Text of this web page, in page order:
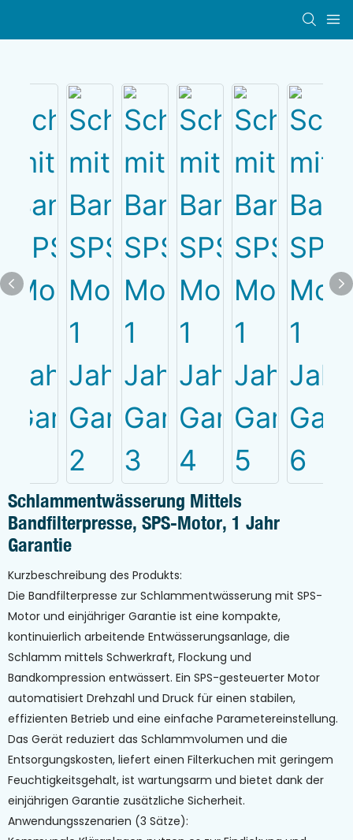
Schlammentwässerung Mittels
Bandfilterpresse, SPS-Motor, 1 Jahr
Garantie
Kurzbeschreibung des Produkts:
Die Bandfilterpresse zur Schlammentwässerung mit SPS-
Motor und einjähriger Garantie ist eine kompakte,
kontinuierlich arbeitende Entwässerungsanlage, die
Schlamm mittels Schwerkraft, Flockung und
Bandkompression entwässert. Ein SPS-gesteuerter Motor
automatisiert Drehzahl und Druck für einen stabilen,
effizienten Betrieb und eine einfache Parametereinstellung.
Das Gerät reduziert das Schlammvolumen und die
Entsorgungskosten, liefert einen Filterkuchen mit geringem
Feuchtigkeitsgehalt, ist wartungsarm und bietet dank der
einjährigen Garantie zusätzliche Sicherheit.
Anwendungsszenarien (3 Sätze):